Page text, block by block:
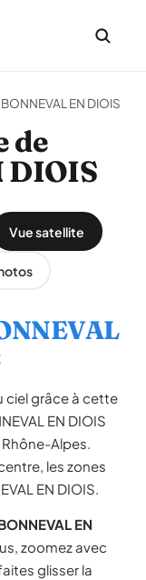
BONNEVAL EN DIOIS
de
DIOIS
Vue satellite
ciel grâce à cette
EN DIOIS
Alpes.
les zones
EN DIOIS.
EN
zoomez avec
glisser la